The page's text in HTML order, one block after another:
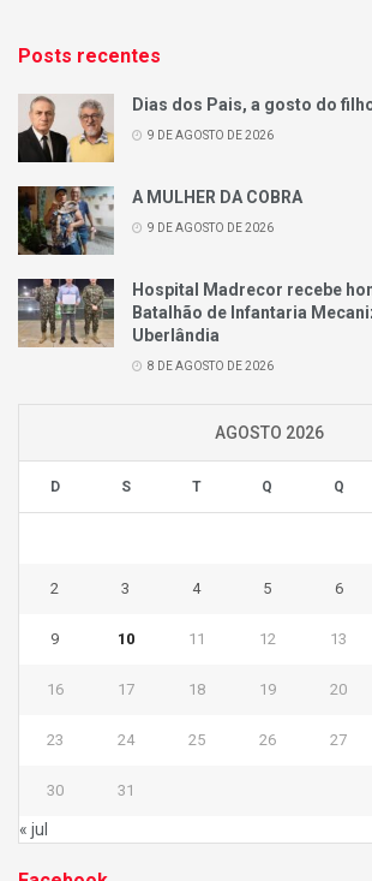
Posts recentes
Dias dos Pais, a gosto do
9 DE AGOSTO DE 2026
A MULHER DA COBRA
9 DE AGOSTO DE 2026
Hospital Madrecor recebe
Batalhão de Infantaria
Uberlândia
8 DE AGOSTO DE 2026
AGOSTO 2026
D S T Q Q
2 3 4 5 6
9 10 11 12 13
16 17 18 19 20
23 24 25 26 27
30 31
« jul